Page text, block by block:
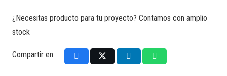
cantidad
¿Necesitas producto para tu proyecto? Contamos con amplio
stock
Compartir en: